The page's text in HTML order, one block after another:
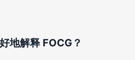
地解释 FOCG？